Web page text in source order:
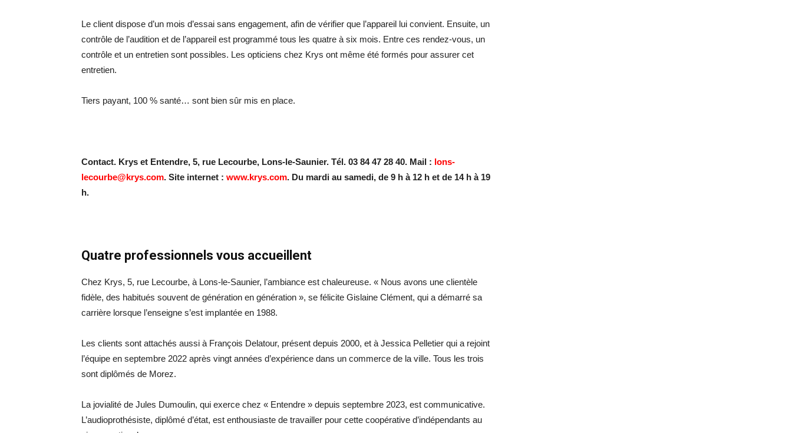
Le client dispose d’un mois d’essai sans engagement, afin de vérifier que l’appareil lui convient. Ensuite, un
contrôle de l’audition et de l’appareil est programmé tous les quatre à six mois. Entre ces rendez-vous, un
contrôle et un entretien sont possibles. Les opticiens chez Krys ont même été formés pour assurer cet
entretien.
Tiers payant, 100 % santé… sont bien sûr mis en place.
Contact. Krys et Entendre, 5, rue Lecourbe, Lons-le-Saunier. Tél. 03 84 47 28 40. Mail : lons-
lecourbe@krys.com. Site internet : www.krys.com. Du mardi au samedi, de 9 h à 12 h et de 14 h à 19
h.
Quatre professionnels vous accueillent
Chez Krys, 5, rue Lecourbe, à Lons-le-Saunier, l’ambiance est chaleureuse. « Nous avons une clientèle
fidèle, des habitués souvent de génération en génération », se félicite Gislaine Clément, qui a démarré sa
carrière lorsque l’enseigne s’est implantée en 1988.
Les clients sont attachés aussi à François Delatour, présent depuis 2000, et à Jessica Pelletier qui a rejoint
l’équipe en septembre 2022 après vingt années d’expérience dans un commerce de la ville. Tous les trois
sont diplômés de Morez.
La jovialité de Jules Dumoulin, qui exerce chez « Entendre » depuis septembre 2023, est communicative.
L’audioprothésiste, diplômé d’état, est enthousiaste de travailler pour cette coopérative d’indépendants au